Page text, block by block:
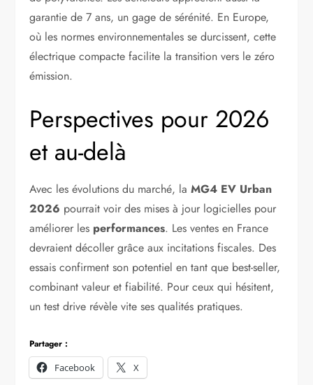
garantie de 7 ans, un gage de sérénité. En Europe,
où les normes environnementales se durcissent, cette
électrique compacte facilite la transition vers le zéro
émission.
Perspectives pour 2026
et au-delà
Avec les évolutions du marché, laMG4 EV Urban
2026 pourrait voir des mises à jour logicielles pour
améliorer les performances. Les ventes en France
devraient décoller grâce aux incitations fiscales. Des
essais confirment son potentiel en tant que best-seller,
combinant valeur et fiabilité. Pour ceux qui hésitent,
un test drive révèle vite ses qualités pratiques.
Partager :
Facebook
X